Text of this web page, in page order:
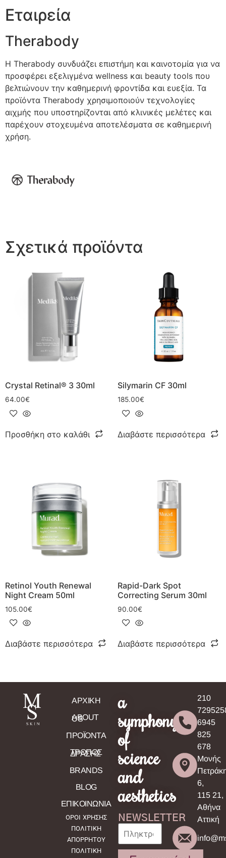
Εταιρεία
Therabody
Η Therabody συνδυάζει επιστήμη και καινοτομία για να
προσφέρει εξελιγμένα wellness και beauty tools που
βελτιώνουν την καθημερινή φροντίδα και ευεξία. Τα
προϊόντα Therabody χρησιμοποιούν τεχνολογίες
αιχμής που υποστηρίζονται από κλινικές μελέτες και
παρέχουν στοχευμένα αποτελέσματα σε καθημερινή
χρήση.
Σχετικά προϊόντα
Crystal Retinal® 3 30ml
64.00€
Προσθήκη στο καλάθι
Silymarin CF 30ml
185.00€
Διαβάστε περισσότερα
Retinol Youth Renewal
Night Cream 50ml
105.00€
Διαβάστε περισσότερα
Rapid-Dark Spot
Correcting Serum 30ml
90.00€
Διαβάστε περισσότερα
ΑΡΧΙΚΗ
ABOUT
US
ΠΡΟΪΟΝΤΑ
ΤΡΟΠΟΣ
ΔΡΑΣΗΣ
BRANDS
BLOG
ΕΠΙΚΟΙΝΩΝΙΑ
ΟΡΟΙ ΧΡΗΣΗΣ
ΠΟΛΙΤΙΚΗ
ΑΠΟΡΡΗΤΟΥ
ΠΟΛΙΤΙΚΗ
a
symphony
of
science
and
aesthetics
NEWSLETTER
210
6945
825
678
Μονής
6,
115 21,
Αθήνα
Αττική